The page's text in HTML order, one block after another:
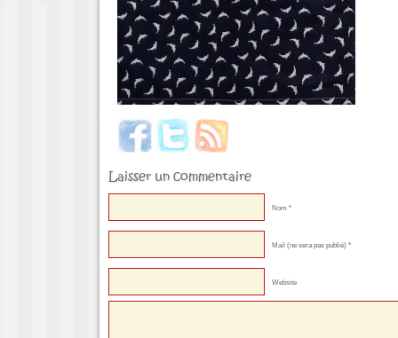
Laisser un commentaire
Nom *
Mail (ne sera pas publié) *
Website